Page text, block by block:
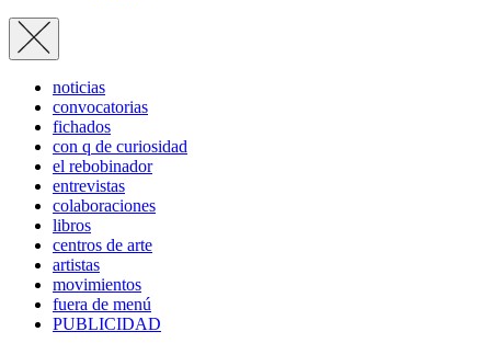
noticias
convocatorias
fichados
con q de curiosidad
el rebobinador
entrevistas
colaboraciones
libros
centros de arte
artistas
movimientos
fuera de menú
PUBLICIDAD